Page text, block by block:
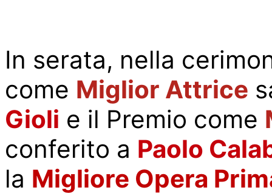
In serata, nella
come Miglior Attrice
Gioli e il Premio come
conferito a Paolo
la Migliore Opera